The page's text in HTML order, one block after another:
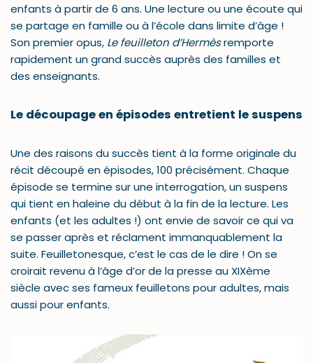
enfants à partir de 6 ans. Une lecture ou une écoute qui
se partage en famille ou à l’école dans limite d’âge !
Son premier opus, Le feuilleton d’Hermèsremporte
rapidement un grand succès auprès des familles et
des enseignants.
Le découpage en épisodes entretient le suspens
Une des raisons du succès tient à la forme originale du
récit découpé en épisodes, 100 précisément. Chaque
épisode se termine sur une interrogation, un suspens
qui tient en haleine du début à la fin de la lecture. Les
enfants (et les adultes !) ont envie de savoir ce qui va
se passer après et réclament immanquablement la
suite. Feuilletonesque, c’est le cas de le dire ! On se
croirait revenu à l’âge d’or de la presse au XIXème
siècle avec ses fameux feuilletons pour adultes, mais
aussi pour enfants.